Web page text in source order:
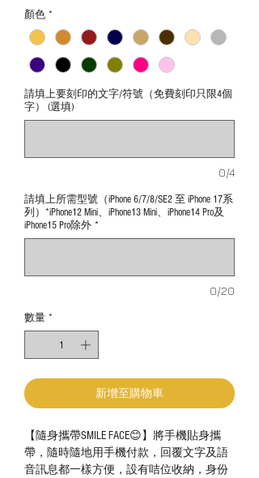
顏色 *
請填上要刻印的文字/符號（免費刻印只限4個
字） (選填)
0/4
請填上所需型號（iPhone 6/7/8/SE2 至 iPhone 17系
列）*iPhone12 Mini、iPhone13 Mini、iPhone14 Pro及
iPhone15 Pro除外 *
0/20
數量 *
新增至購物車
【隨身攜帶SMILE FACE😊】將手機貼身攜
帶，隨時隨地用手機付款，回覆文字及語
音訊息都一樣方便，設有咭位收納，身份